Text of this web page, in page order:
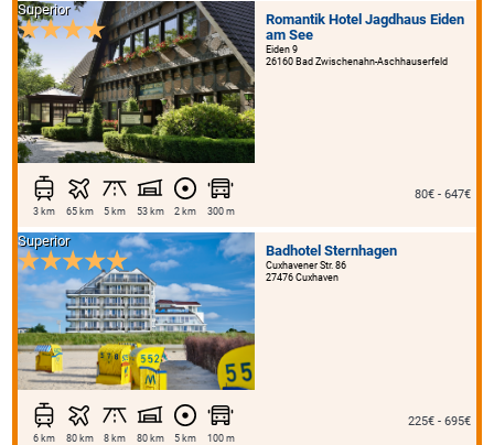
Romantik Hotel Jagdhaus Eiden
am See
Eiden 9
26160 Bad Zwischenahn-Aschhauserfeld
Superior
3 km 65 km 5 km 53 km 2 km 300 m
80€ - 647€
Badhotel Sternhagen
Cuxhavener Str. 86
27476 Cuxhaven
Superior
6 km 80 km 8 km 80 km 5 km 100 m
225€ - 695€